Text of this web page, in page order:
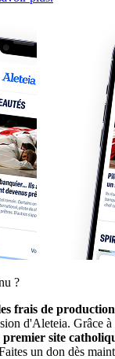
?
frais de production
d'Aleteia. Grâce
premier site
un don dès